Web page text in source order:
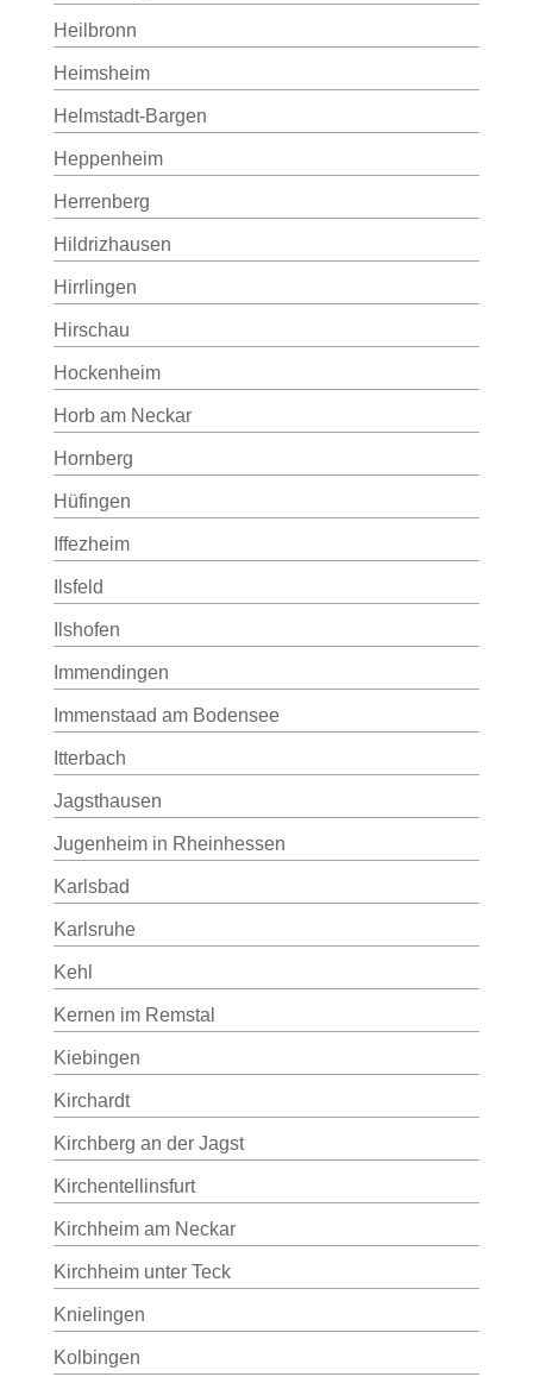
Heilbronn
Heimsheim
Helmstadt-Bargen
Heppenheim
Herrenberg
Hildrizhausen
Hirrlingen
Hirschau
Hockenheim
Horb am Neckar
Hornberg
Hüfingen
Iffezheim
Ilsfeld
Ilshofen
Immendingen
Immenstaad am Bodensee
Itterbach
Jagsthausen
Jugenheim in Rheinhessen
Karlsbad
Karlsruhe
Kehl
Kernen im Remstal
Kiebingen
Kirchardt
Kirchberg an der Jagst
Kirchentellinsfurt
Kirchheim am Neckar
Kirchheim unter Teck
Knielingen
Kolbingen